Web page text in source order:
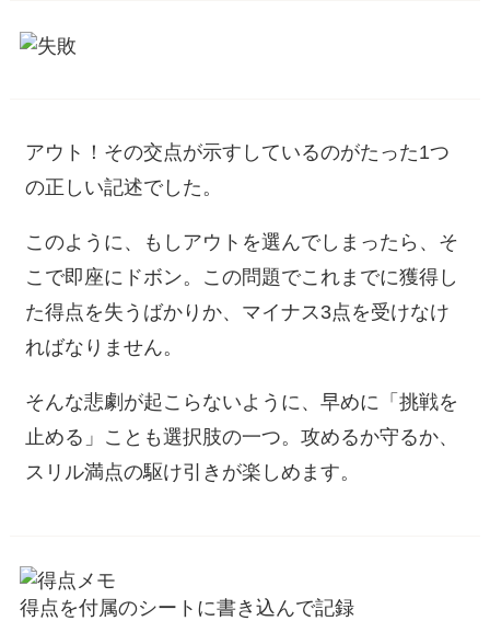
アウト！その交点が示すしているのがたった1つ
の正しい記述でした。
このように、もしアウトを選んでしまったら、そ
こで即座にドボン。この問題でこれまでに獲得し
た得点を失うばかりか、マイナス3点を受けなけ
ればなりません。
そんな悲劇が起こらないように、早めに「挑戦を
止める」ことも選択肢の一つ。攻めるか守るか、
スリル満点の駆け引きが楽しめます。
得点を付属のシートに書き込んで記録